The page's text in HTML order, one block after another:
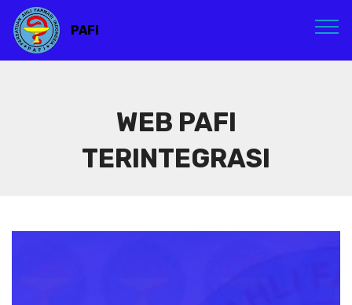
PAFI
WEB PAFI
TERINTEGRASI